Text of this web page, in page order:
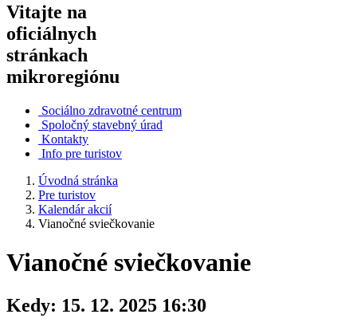
Vitajte na
oficiálnych
stránkach
mikroregiónu
Sociálno zdravotné centrum
Spoločný stavebný úrad
Kontakty
Info pre turistov
Úvodná stránka
Pre turistov
Kalendár akcií
Vianočné sviečkovanie
Vianočné sviečkovanie
Kedy: 15. 12. 2025 16:30